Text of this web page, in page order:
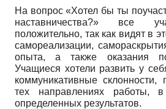
На вопрос «Хотел бы ты
наставничества?» все
положительно, так как видят в
самореализации,
опыта, а также оказания
Учащиеся хотели развить у
коммуникативные склонности,
тех направлениях работы, в
определенных результатов.